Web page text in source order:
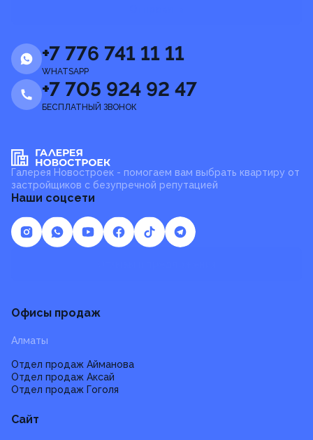
+7 776 741 11 11
WHATSAPP
+7 705 924 92 47
БЕСПЛАТНЫЙ ЗВОНОК
Галерея Новостроек - помогаем вам выбрать квартиру от
застройщиков с безупречной репутацией
Наши соцсети
Офисы продаж
Алматы
Отдел продаж Айманова
Отдел продаж Аксай
Отдел продаж Гоголя
Сайт